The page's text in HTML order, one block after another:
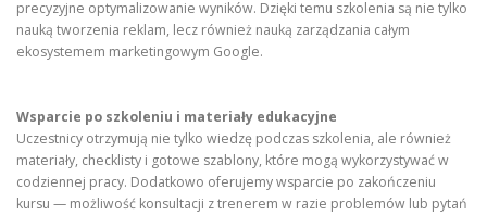
precyzyjne optymalizowanie wyników. Dzięki temu szkolenia są nie tylko
nauką tworzenia reklam, lecz również nauką zarządzania całym
ekosystemem marketingowym Google.
Wsparcie po szkoleniu i materiały edukacyjne
Uczestnicy otrzymują nie tylko wiedzę podczas szkolenia, ale również
materiały, checklisty i gotowe szablony, które mogą wykorzystywać w
codziennej pracy. Dodatkowo oferujemy wsparcie po zakończeniu
kursu — możliwość konsultacji z trenerem w razie problemów lub pytań